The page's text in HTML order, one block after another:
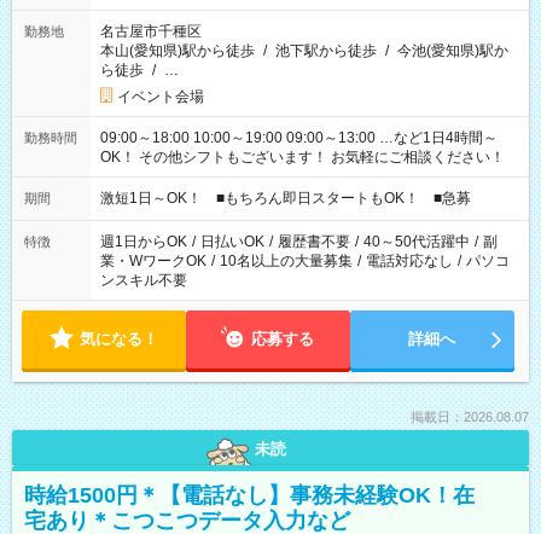
勤務地
名古屋市千種区
本山(愛知県)駅から徒歩 / 池下駅から徒歩 / 今池(愛知県)駅か
ら徒歩 / …
イベント会場
勤務時間
09:00～18:00 10:00～19:00 09:00～13:00 …など1日4時間～
OK！ その他シフトもございます！ お気軽にご相談ください！
期間 激短1日～OK！ ■もちろん即日スタートもOK！ ■急募
特徴 週1日からOK / 日払いOK / 履歴書不要 / 40～50代活躍中 / 副
業・WワークOK / 10名以上の大量募集 / 電話対応なし / パソコ
ンスキル不要
気になる！ 応募する 詳細へ
掲載日：2026.08.07
未読
時給1500円＊【電話なし】事務未経験OK！在
宅あり＊こつこつデータ入力など